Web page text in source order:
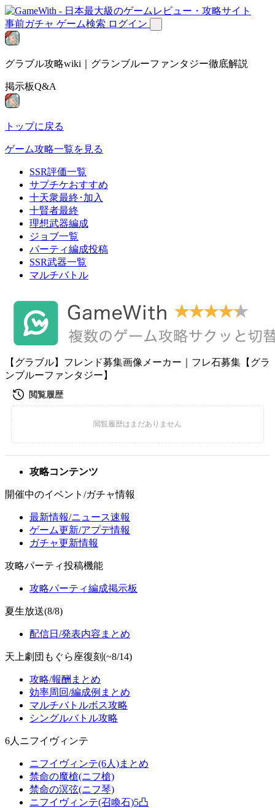
事前ガチャ ゲーム検索 ログイン
グラブル攻略wiki｜グランブルーファンタジー徹底解説
掲示板Q&A
トップに戻る
ゲーム攻略一覧を見る
SSR評価一覧
サプチケおすすめ
十天衆最終･加入
十賢者最終
理想武器編成
ジョブ一覧
パーティ編成投稿
SSR武器一覧
マルチバトル
【グラブル】フレンド募集画像メーカー｜フレ石募集【グラ
ンブルーファンタジー】
攻略コンテンツ
開催中のイベント/ガチャ情報
最新情報/ニュース速報
ゲーム更新/アプデ情報
ガチャ更新情報
攻略パーティ投稿機能
攻略パーティ編成掲示板
夏生放送(8/8)
配信日/発表内容まとめ
天上劇団もぐら座復刻(~8/14)
攻略/報酬まとめ
効率周回/編成例まとめ
マルチバトルボス攻略
シングルバトル攻略
6人ニフイヴィンテ
ニフイヴィンテ(6人)まとめ
禁命の魔槍(ニフ槍)
禁命の溟弦(ニフ琴)
ニフイヴィンテ(召喚石)5凸